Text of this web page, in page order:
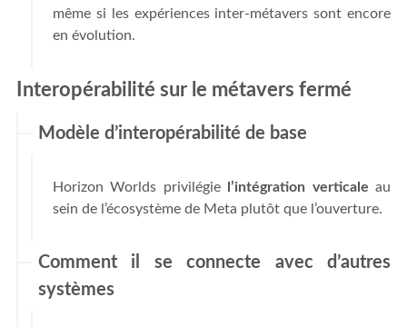
même si les expériences inter-métavers sont encore
en évolution.
Interopérabilité sur le métavers fermé
Modèle d’interopérabilité de base
Horizon Worlds privilégie l’intégration verticale au
sein de l’écosystème de Meta plutôt que l’ouverture.
Comment il se connecte avec d’autres
systèmes